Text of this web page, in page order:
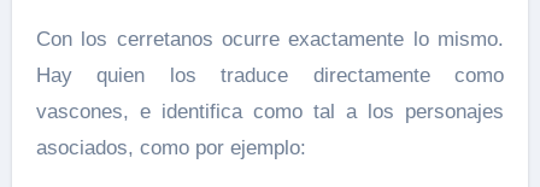
Con los cerretanos ocurre exactamente lo mismo.
Hay quien los traduce directamente como
vascones, e identifica como tal a los personajes
asociados, como por ejemplo: